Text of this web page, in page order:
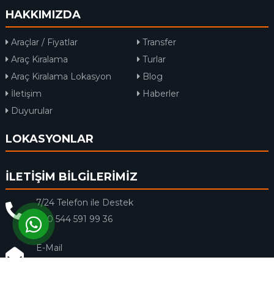
HAKKIMIZDA
Araçlar / Fiyatlar
Transfer
Araç Kiralama
Turlar
Araç Kiralama Lokasyon
Blog
İletişim
Haberler
Duyurular
LOKASYONLAR
İLETİŞİM BİLGİLERİMİZ
7/24 Telefon ile Destek
+90 544 591 99 36
E-Mail